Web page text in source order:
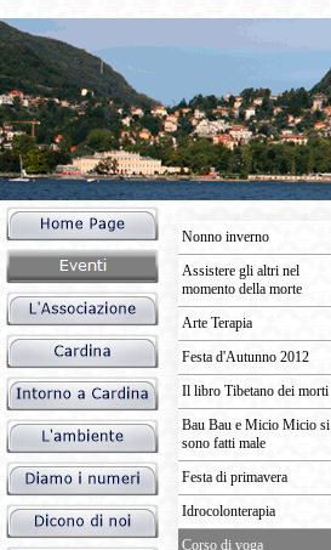
Nonno inverno
Assistere gli altri nel
momento della morte
Arte Terapia
Festa d'Autunno 2012
Il libro Tibetano dei morti
Bau Bau e Micio Micio si
sono fatti male
Festa di primavera
Idrocolonterapia
Corso di yoga